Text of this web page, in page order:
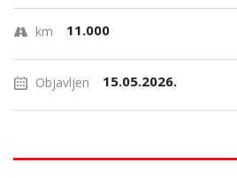
km 11.000
Objavljen 15.05.2026.